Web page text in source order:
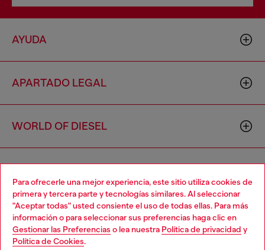
Para ofrecerle una mejor experiencia, este sitio utiliza cookies de
primera y tercera parte y tecnologías similares. Al seleccionar
"Aceptar todas" usted consiente el uso de todas ellas. Para más
información o para seleccionar sus preferencias haga clic en
Gestionar las Preferencias o lea nuestra Política de privacidad y
Política de Cookies.
AYUDA
APARTADO LEGAL
WORLD OF DIESEL
Choose your location
You are currently browsing España website, but it seems you
may be based in United States